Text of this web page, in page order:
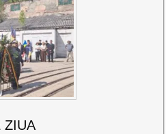
ZIUA